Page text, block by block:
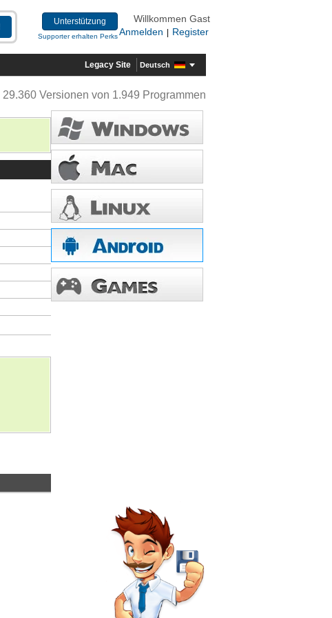
Unterstützung
Supporter erhalten Perks
Willkommen Gast
Anmelden
Register
Legacy Site Deutsch
29.360 Versionen von 1.949 Programmen